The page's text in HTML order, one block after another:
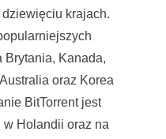
krajach.
Brytania, Kanada,
oraz Korea
BitTorrent jest
Holandii oraz na